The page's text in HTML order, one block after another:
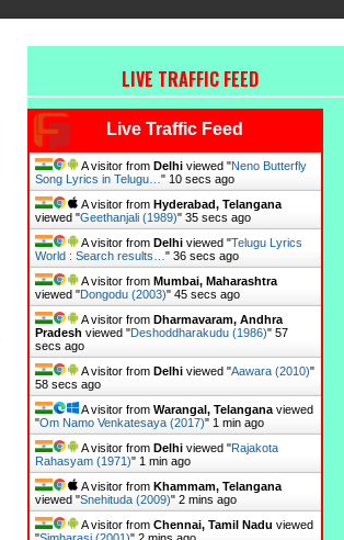
LIVE TRAFFIC FEED
Live Traffic Feed
A visitor from Delhiviewed "Neno Butterfly
Song Lyrics in Telugu… " 11 secs ago
A visitor from Hyderabad, Telangana
viewed "Geethanjali (1989)" 36 secs ago
A visitor from Delhiviewed "Telugu Lyrics
World : Search results… " 37 secs ago
A visitor from Mumbai, Maharashtra
viewed "Dongodu (2003)" 46 secs ago
A visitor from Dharmavaram, Andhra
Pradesh viewed "Deshoddharakudu (1986)" 58
secs ago
A visitor from Delhiviewed "Aawara (2010)"
59 secs ago
A visitor from Warangal, Telanganaviewed
"Om Namo Venkatesaya (2017)" 1 min ago
A visitor from Delhiviewed "Rajakota
Rahasyam (1971)" 1 min ago
A visitor from Khammam, Telangana
viewed "Snehituda (2009)" 2 mins ago
A visitor from Chennai, Tamil Nadu viewed